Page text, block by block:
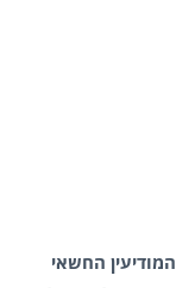
החשאי